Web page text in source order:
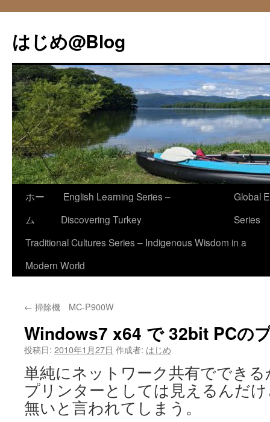
テ
ン
へ
ス
キ
ッ
プ
はじめ@Blog
ホー
ム
English Learning Series –
Discovering Turkey
Global
Series
Traditional Cultures Series – Indigenous Wisdom in a
Modern World
← 掃除機 MC-P900W
Windows7 x64 で 32bit PCの
投稿日: 2010年1月27日 作成者: はじめ
単純にネットワーク共有ででき
プリンターとしては見えるんだ
無いと言われてしまう。